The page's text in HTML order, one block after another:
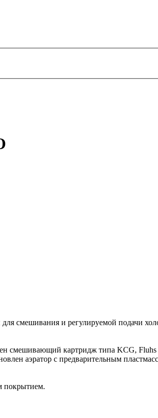
смешивания и регулируемой подачи
смешивающий картридж типа KCG,
аэратор с предварительным
покрытием.